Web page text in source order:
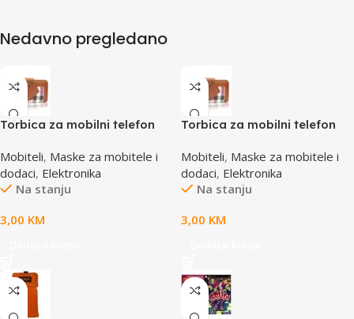
Nedavno pregledano
Torbica za mobilni telefon
110x45x17mm
Mobiteli, Maske za mobitele i
dodaci, Elektronika
Na stanju
3,00 KM
Torbica za mobilni telefon
110x43x17mm
Mobiteli, Maske za mobitele i
dodaci, Elektronika
Na stanju
3,00 KM